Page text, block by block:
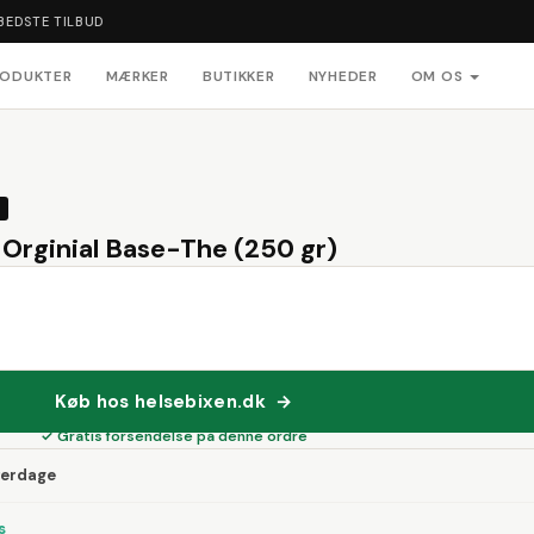
TILBUD
MÆRKER BUTIKKER NYHEDER OM OS
Base-The (250 gr)
Køb hos helsebixen.dk →
✓ Gratis forsendelse på denne ordre